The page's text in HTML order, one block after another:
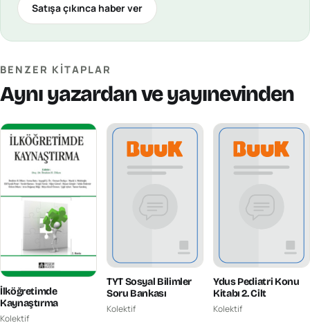
Satışa çıkınca haber ver
BENZER KITAPLAR
Aynı yazardan ve yayınevinden
İlköğretimde
Kaynaştırma
Kolektif
TYT Sosyal Bilimler
Soru Bankası
Kolektif
Ydus Pediatri Konu
Kitabı 2. Cilt
Kolektif